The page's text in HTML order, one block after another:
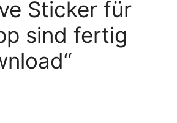
Sticker für
sind fertig